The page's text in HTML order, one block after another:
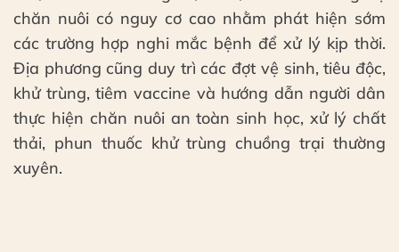
chăn nuôi có nguy cơ cao nhằm phát hiện sớm
các trường hợp nghi mắc bệnh để xử lý kịp thời.
Địa phương cũng duy trì các đợt vệ sinh, tiêu độc,
khử trùng, tiêm vaccine và hướng dẫn người dân
thực hiện chăn nuôi an toàn sinh học, xử lý chất
thải, phun thuốc khử trùng chuồng trại thường
xuyên.